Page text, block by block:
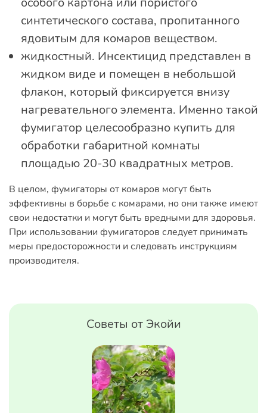
синтетического состава, пропитанного
ядовитым для комаров веществом.
жидкостный. Инсектицид представлен в
жидком виде и помещен в небольшой
флакон, который фиксируется внизу
нагревательного элемента. Именно такой
фумигатор целесообразно купить для
обработки габаритной комнаты
площадью 20-30 квадратных метров.
В целом, фумигаторы от комаров могут быть
эффективны в борьбе с комарами, но они также имеют
свои недостатки и могут быть вредными для здоровья.
При использовании фумигаторов следует принимать
меры предосторожности и следовать инструкциям
производителя.
Советы от Экойи